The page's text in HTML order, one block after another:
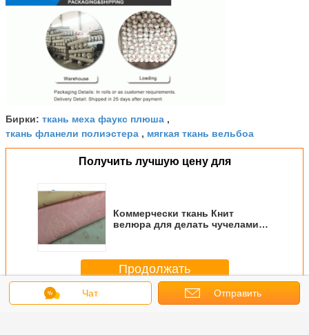
Бирки: ткань меха фаукс плюша ,
ткань фланели полиэстера , мягкая ткань вельбоа
Получить лучшую цену для
Коммерчески ткань Книт
велюра для делать чучелами
Продолжать
БольшеМягкая игрушка делая ткань
Чат Отправить